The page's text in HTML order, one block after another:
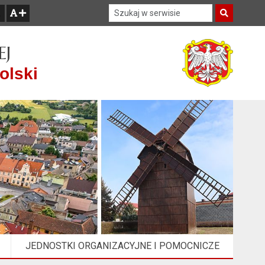
JEDNOSTKI ORGANIZACYJNE I POMOCNICZE